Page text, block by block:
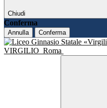
Chiudi
Conferma
Annulla Conferma
VIRGILIO Roma